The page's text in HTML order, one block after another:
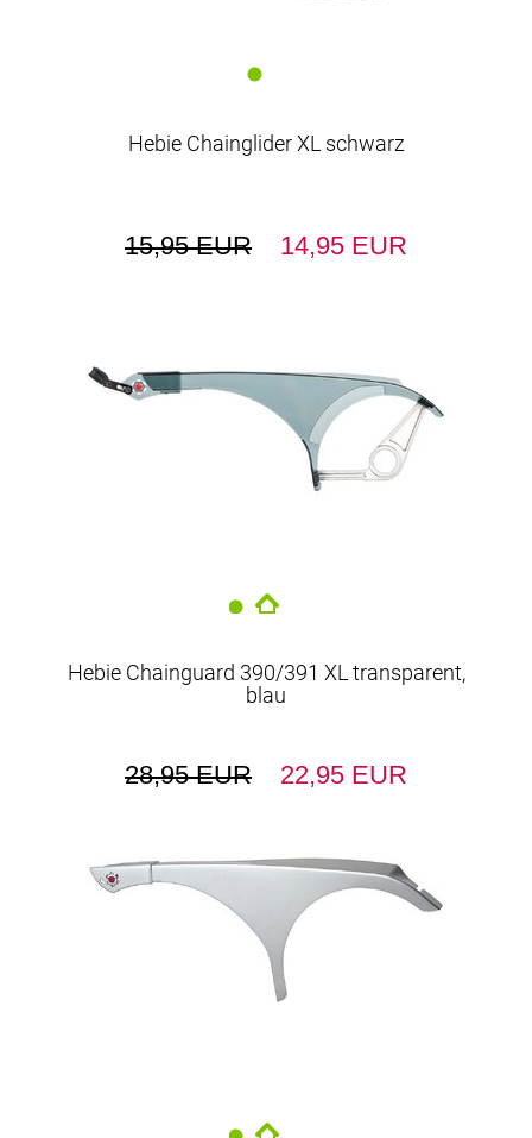
Hebie Chainglider XL schwarz
15,95 EUR 14,95 EUR
Hebie Chainguard 390/391 XL transparent,
blau
28,95 EUR 22,95 EUR